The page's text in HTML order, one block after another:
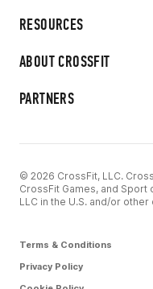
RESOURCES
ABOUT CROSSFIT
PARTNERS
© 2026 CrossFit, LLC.
CrossFit Games, and
LLC in the U.S. and/or
Terms & Conditions
Privacy Policy